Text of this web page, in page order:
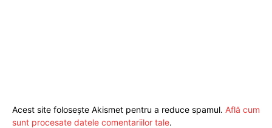
Acest site folosește Akismet pentru a reduce spamul. Află cum
sunt procesate datele comentariilor tale.